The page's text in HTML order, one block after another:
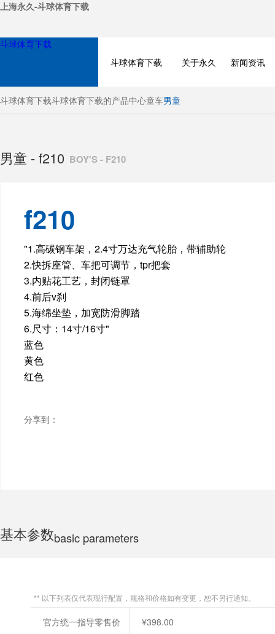
上海永久-斗球体育下载
斗球体育下载
斗球体育下载
关于永久 新闻资讯
斗球体育下载斗球体育下载的产品中心童车男童
BICYCLE
ELECTRIC BIKE
ELECTRIC MOTORCYCLE
TRICYCLE
男童 - f210 BOY'S - F210
f210
"1.高碳钢车架，2.4寸万达充气轮胎，带辅助轮
2.快拆座管、车把可调节，tpr把套
3.内贴花工艺，封闭链罩
4.前后v刹
5.海绵坐垫，加宽防滑脚踏
6.尺寸：14寸/16寸"
蓝色
黄色
红色
分享到：
基本参数basic parameters
** 以下列表仅代表现行配置，规格和价格如有变更，恕不另行通知。
官方统一指导零售价 ¥398.00